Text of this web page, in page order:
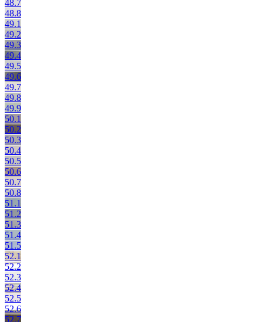
48.7
48.8
49.1
49.2
49.3
49.4
49.5
49.6
49.7
49.8
49.9
50.1
50.2
50.3
50.4
50.5
50.6
50.7
50.8
51.1
51.2
51.3
51.4
51.5
52.1
52.2
52.3
52.4
52.5
52.6
52.7